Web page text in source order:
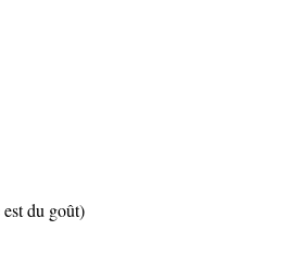
du goût)